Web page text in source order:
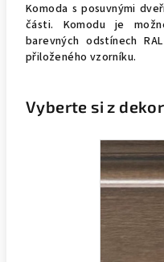
Komoda s posuvnými
části. Komodu je
barevných odstínech
přiloženého vzorníku.
Vyberte si z